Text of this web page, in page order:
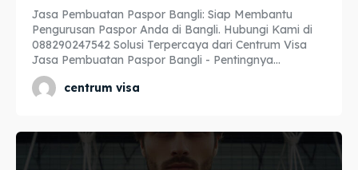
Blog
Blog
Jasa Pembuatan Paspor Bangli: Siap Membantu
Pengurusan Paspor Anda di Bangli. Hubungi Kami di
088290247542 Solusi Terpercaya dari Centrum Visa
Jasa Pembuatan Paspor Bangli - Pentingnya...
centrum visa